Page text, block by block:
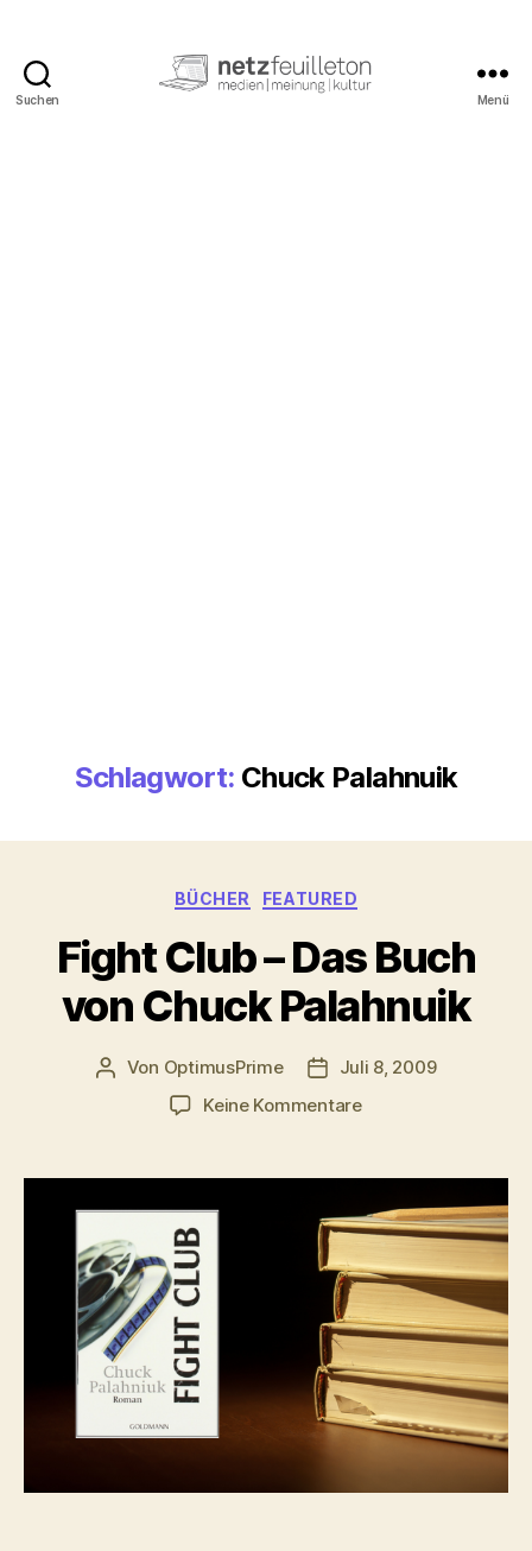
Suchen Menü
Schlagwort: Chuck Palahnuik
Kategorien
BÜCHER FEATURED
Fight Club – Das Buch
von Chuck Palahnuik
Beitragsautor
Von OptimusPrime Veröffentlichungsdatum
Juli 8, 2009
Keine Kommentarezu
–
Das
Buch
von
Chuck
Palahnuik